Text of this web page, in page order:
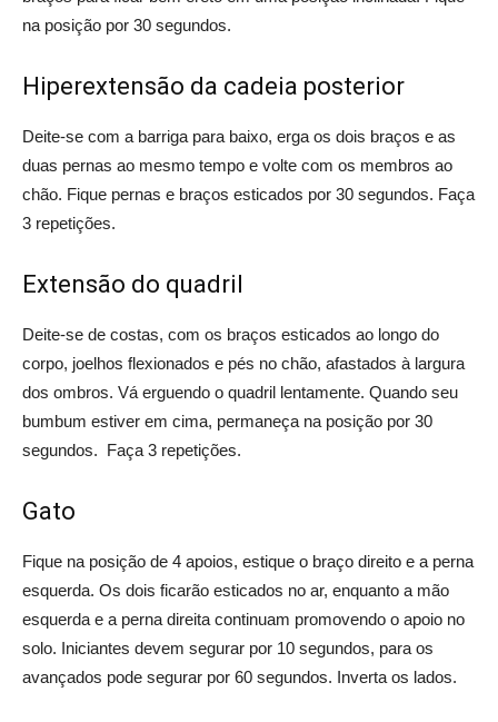
na posição por 30 segundos.
Hiperextensão da cadeia posterior
Deite-se com a barriga para baixo, erga os dois braços e as
duas pernas ao mesmo tempo e volte com os membros ao
chão. Fique pernas e braços esticados por 30 segundos. Faça
3 repetições.
Extensão do quadril
Deite-se de costas, com os braços esticados ao longo do
corpo, joelhos flexionados e pés no chão, afastados à largura
dos ombros. Vá erguendo o quadril lentamente. Quando seu
bumbum estiver em cima, permaneça na posição por 30
segundos. Faça 3 repetições.
Gato
Fique na posição de 4 apoios, estique o braço direito e a perna
esquerda. Os dois ficarão esticados no ar, enquanto a mão
esquerda e a perna direita continuam promovendo o apoio no
solo. Iniciantes devem segurar por 10 segundos, para os
avançados pode segurar por 60 segundos. Inverta os lados.